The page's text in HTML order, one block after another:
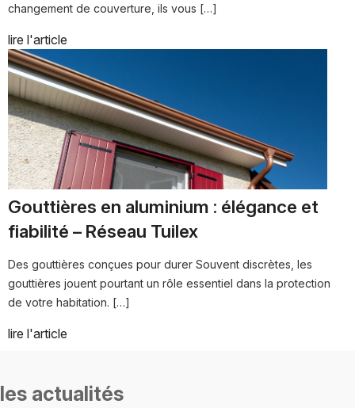
changement de couverture, ils vous […]
lire l'article
Gouttières en aluminium : élégance et
fiabilité – Réseau Tuilex
Des gouttières conçues pour durer Souvent discrètes, les
gouttières jouent pourtant un rôle essentiel dans la protection
de votre habitation. […]
lire l'article
les actualités